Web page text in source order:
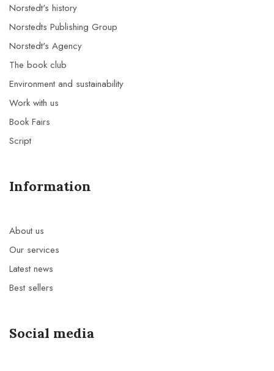
Norstedt's history
Norstedts Publishing Group
Norstedt's Agency
The book club
Environment and sustainability
Work with us
Book Fairs
Script
Information
About us
Our services
Latest news
Best sellers
Social media